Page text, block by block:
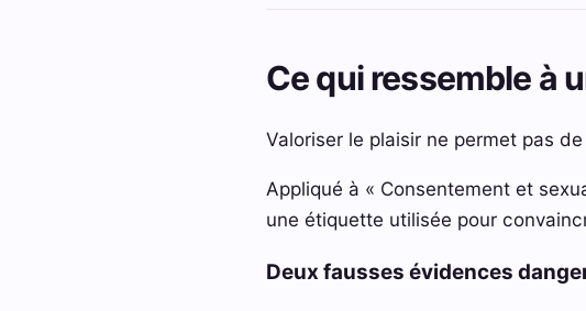
Ce qui ressemble à
Valoriser le plaisir ne permet pas
Appliqué à « Consentement et
une étiquette utilisée pour
Deux fausses évidences